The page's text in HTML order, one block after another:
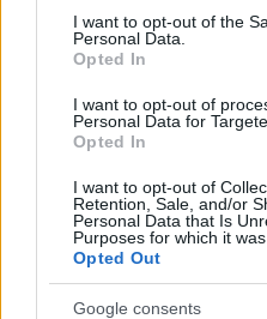
consent section.
I want to opt-out of the
Personal Data.
Opted In
I want to opt-out of
Personal Data for
Opted In
I want to opt-out of
Retention, Sale, and/or
Personal Data that Is
Purposes for which it was
Opted Out
Google consents
09.06.25
Γιώργος και
πανηγύρισαν την
Ολυμπιακός